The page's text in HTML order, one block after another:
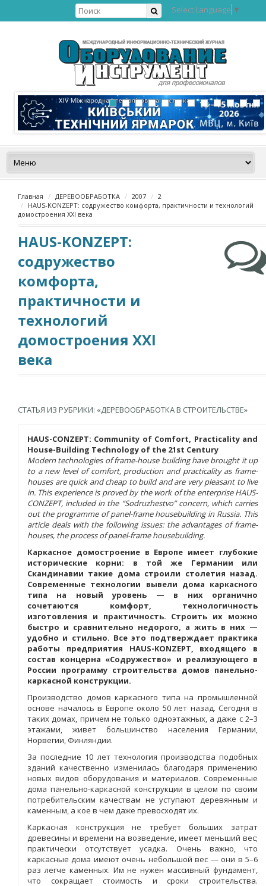
Select Language ▼
Главная ДЕРЕВООБРАБОТКА 2007
2
HAUS-KONZEPT: содружество комфорта, практичности и технологий
домостроения XXI века
HAUS-KONZEPT:
содружество
комфорта,
практичности и
технологий
домостроения XXI
века
СТАТЬЯ ИЗ РУБРИКИ: «ДЕРЕВООБРАБОТКА В СТРОИТЕЛЬСТВЕ»
HAUS-CONZEPT: Community of Comfort, Practicality and
House-Building Technology of the 21st Century
Modern technologies of frame-house building have brought it up
to a new level of comfort, production and practicality as frame-
houses are quick and cheap to build and are very pleasant to live
in. This experience is proved by the work of the enterprise HAUS-
CONZEPT, included in the “Sodruzhestvo” concern, which carries
out the programme of panel-frame housebuilding in Russia. This
article deals with the following issues: the advantages of frame-
houses, the process of panel-frame housebuilding.
Каркасное домостроение в Европе имеет глубокие
исторические корни: в той же Германии или
Скандинавии такие дома строили столетия назад.
Современные технологии вывели дома каркасного
типа на новый уровень — в них органично
сочетаются комфорт, технологичность
изготовления и практичность. Строить их можно
быстро и сравнительно недорого, а жить в них —
удобно и стильно. Все это подтверждает практика
работы предприятия HAUS-KONZEPT, входящего в
состав концерна «Содружество» и реализующего в
России программу строительства домов панельно-
каркасной конструкции.
Производство домов каркасного типа на промышленной
основе началось в Европе около 50 лет назад. Сегодня в
таких домах, причем не только одноэтажных, а даже с 2–3
этажами, живет большинство населения Германии,
Норвегии, Финляндии.
За последние 10 лет технология производства подобных
зданий качественно изменилась благодаря применению
новых видов оборудования и материалов. Современные
дома панельно-каркасной конструкции в целом по своим
потребительским качествам не уступают деревянным и
каменным, а кое в чем даже превосходят их.
Каркасная конструкция не требует больших затрат
древесины и времени на возведение, имеет меньший вес;
практически отсутствует усадка. Очень важно, что
каркасные дома имеют очень небольшой вес — они в 5–6
раз легче каменных. Им не нужен массивный фундамент,
что сокращает стоимость и сроки строительства.